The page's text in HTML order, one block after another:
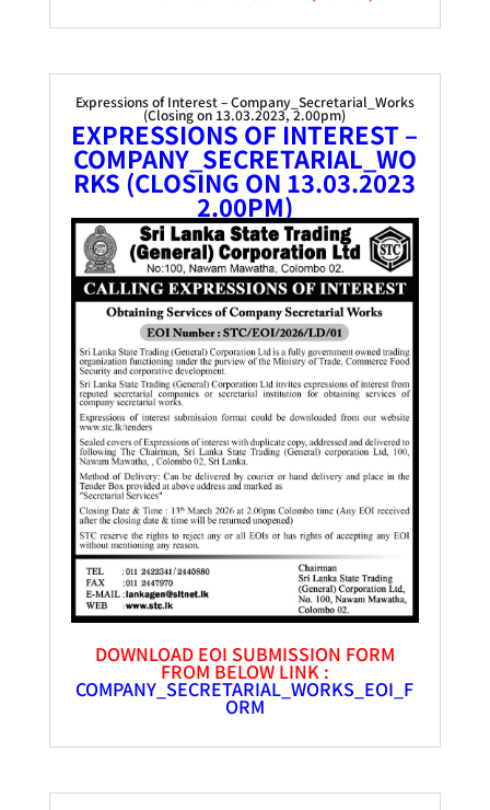
Expressions of Interest – Company_Secretarial_Works
(Closing on 13.03.2023, 2.00pm)
EXPRESSIONS OF INTEREST –
COMPANY_SECRETARIAL_WO
RKS (CLOSING ON 13.03.2023
2.00PM)
DOWNLOAD EOI SUBMISSION FORM
FROM BELOW LINK :
COMPANY_SECRETARIAL_WORKS_EOI_F
ORM